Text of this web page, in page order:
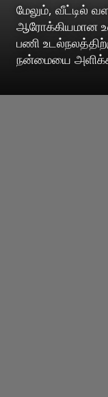
மேலும், வீட்டில்
ஆரோக்கியமான
பணி
நன்மையை